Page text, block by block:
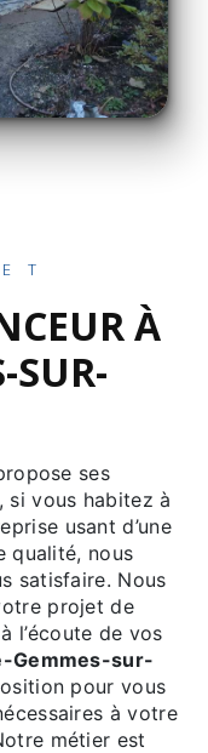
SUR-
ses
, si vous habitez à
usant d’une
qualité, nous
satisfaire. Nous
projet de
l’écoute de vos
Gemmes-sur-
pour vous
à votre
métier est